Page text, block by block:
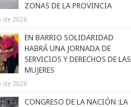
ZONAS DE LA PROVINCIA
de 2026
EN BARRIO SOLIDARIDAD
HABRÁ UNA JORNADA DE
SERVICIOS Y DERECHOS DE LAS
MUJERES
de 2026
CONGRESO DE LA NACIÓN :LA